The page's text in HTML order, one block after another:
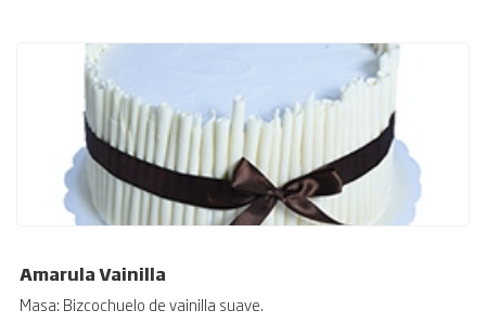
Amarula Vainilla
Masa: Bizcochuelo de vainilla suave.